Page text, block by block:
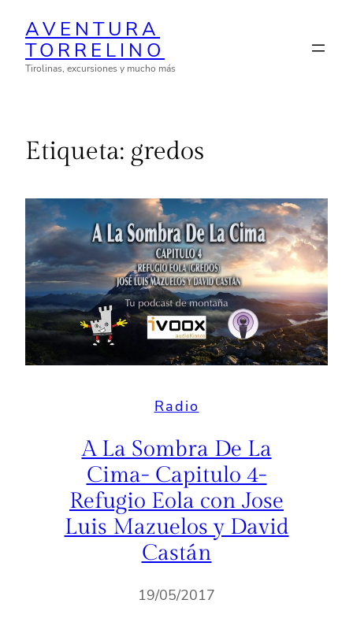
contenido
AVENTURA
TORRELINO
Tirolinas, excursiones y mucho más
Etiqueta: gredos
Radio
A La Sombra De La
Cima- Capitulo 4-
Refugio Eola con Jose
Luis Mazuelos y David
Castán
19/05/2017